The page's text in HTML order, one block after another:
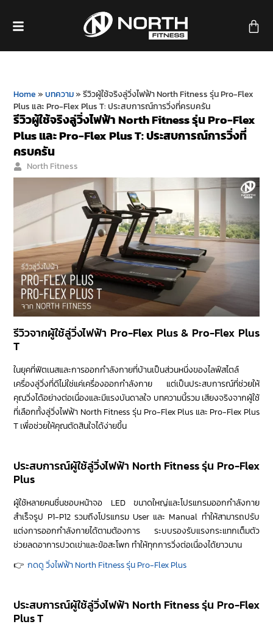
Home »บทความ»รีวิวผู้ใช้จริงลู่วิ่งไฟฟ้า North Fitness รุ่น Pro-Flex
Plus และ Pro-Flex Plus T: ประสบการณ์การวิ่งที่ครบครัน
รีวิวผู้ใช้จริงลู่วิ่งไฟฟ้า North Fitness รุ่น Pro-Flex
Plus และ Pro-Flex Plus T: ประสบการณ์การวิ่งที่
ครบครัน
North Fitness
รีวิวจากผู้ใช้ลู่วิ่งไฟฟ้า Pro-Flex Plus & Pro-Flex Plus
T
ในยุคที่ฟิตเนสและการออกกำลังกายที่บ้านเป็นส่วนหนึ่งของไลฟ์สไตล์
เครื่องลู่วิ่งที่ดีไม่ใช่แค่เครื่องออกกำลังกาย แต่เป็นประสบการณ์ที่ช่วยให้
คุณวิ่งได้อย่างต่อเนื่องและมีแรงบันดาลใจ บทความนี้รวม เสียงจริงจากผู้ใช้
ที่เลือกทั้งลู่วิ่งไฟฟ้า North Fitness รุ่น Pro-Flex Plus และ Pro-Flex Plus
T เพื่อช่วยให้คุณตัดสินใจได้ง่ายขึ้น
ประสบการณ์ผู้ใช้ลู่วิ่งไฟฟ้า North Fitness รุ่น Pro-Flex
Plus
ผู้ใช้หลายคนชื่นชอบหน้าจอ LED ขนาดใหญ่และโปรแกรมออกกำลังกาย
สำเร็จรูป P1-P12 รวมถึงโปรแกรม User และ Manual ทำให้สามารถปรับ
แต่งการออกกำลังกายได้ตามต้องการ ระบบรองรับแรงกระแทกเต็มตัว
ช่วยลดอาการปวดเข่าและข้อสะโพก ทำให้ทุกการวิ่งต่อเนื่องได้ยาวนาน
👉กดดู วิ่งไฟฟ้า North Fitness รุ่น Pro-Flex Plus
ประสบการณ์ผู้ใช้ลู่วิ่งไฟฟ้า North Fitness รุ่น Pro-Flex
Plus T